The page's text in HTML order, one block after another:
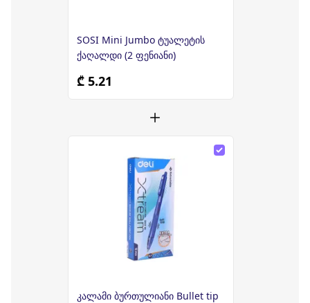
SOSI Mini Jumbo ტუალეტის
ქაღალდი (2 ფენიანი)
₾ 5.21
კალამი ბურთულიანი Bullet tip